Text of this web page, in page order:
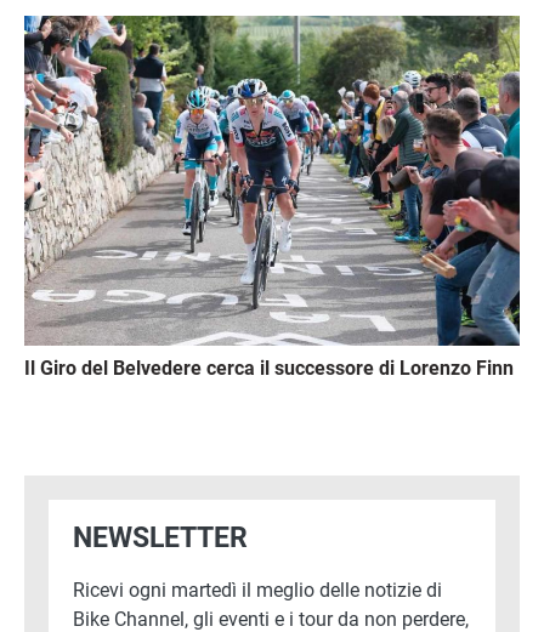
Immagine
Il Giro del Belvedere cerca il successore di Lorenzo Finn
NEWSLETTER
Ricevi ogni martedì il meglio delle notizie di
Bike Channel, gli eventi e i tour da non perdere,